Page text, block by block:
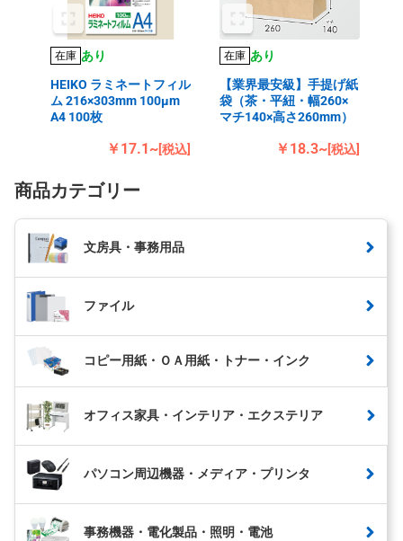
在庫 あり
HEIKO ラミネートフィル
ム 216×303mm 100μm
A4 100枚
￥17.1~[税込]
在庫 あり
【業界最安級】手提げ紙
袋（茶・平紐・幅260×
マチ140×高さ260mm）
￥18.3~[税込]
商品カテゴリー
文房具・事務用品
ファイル
コピー用紙・ＯＡ用紙・トナー・インク
オフィス家具・インテリア・エクステリア
パソコン周辺機器・メディア・プリンタ
事務機器・電化製品・照明・電池